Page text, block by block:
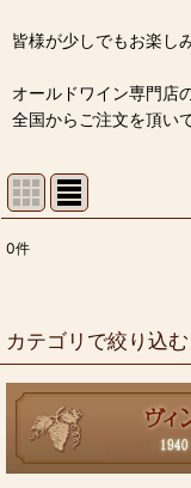
皆様が少しでもお楽し
オールドワイン専門店
全国からご注文を頂い
並び順
0件
カテゴリで絞り込む
生まれ年で選ぶ (全商品)
1900〜1911年